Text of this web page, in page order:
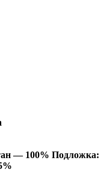
— 100% Подложка: